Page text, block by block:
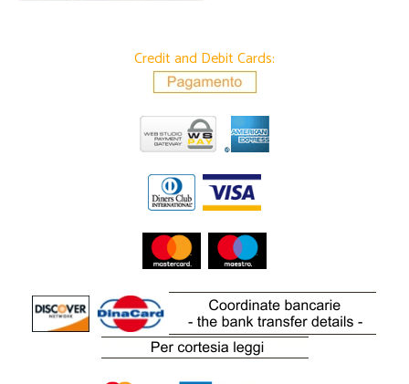
Credit and Debit Cards: